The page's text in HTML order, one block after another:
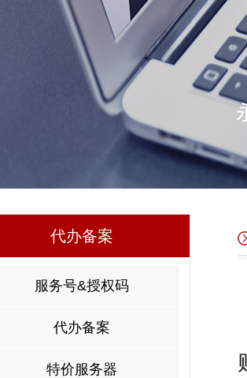
代办备案
服务号&授权码
代办备案
特价服务器